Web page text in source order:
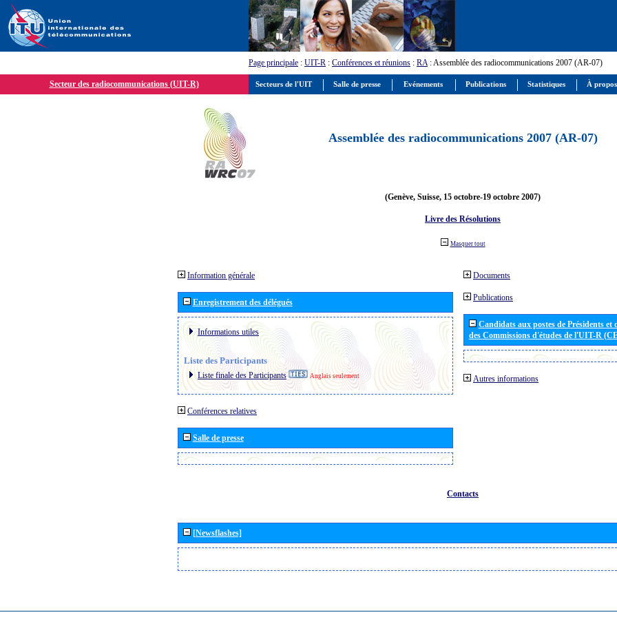
Page principale : UIT-R : Conférences et réunions : RA: Assemblée des radiocommunications 2007 (AR-07)
Secteur des radiocommunications (UIT-R)
Assemblée des radiocommunications 2007 (AR-07)
(Genève, Suisse, 15 octobre-19 octobre 2007)
Livre des Résolutions
Masquer tout
Information générale
Enregistrement des délégués
Informations utiles
Liste des Participants
Liste finale des Participants Anglais seulement
Conférences relatives
Salle de presse
Documents
Publications
Candidats aux postes de Présidents et
des Commissions d'études de l'UIT-R
Autres informations
Contacts
[Newsflashes]
Secteurs de l'UIT Salle de presse Evénements Publications Statistiques À